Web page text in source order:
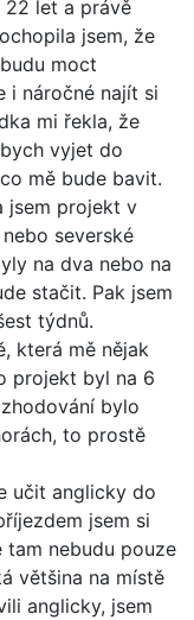
let a právě
jsem, že
moct
i náročné najít si
mi řekla, že
vyjet do
mě bude bavit.
jsem projekt v
severské
na dva nebo na
stačit. Pak jsem
týdnů.
která mě nějak
projekt byl na 6
bylo
to prostě
učit anglicky do
jsem si
nebudu pouze
většina na místě
anglicky, jsem